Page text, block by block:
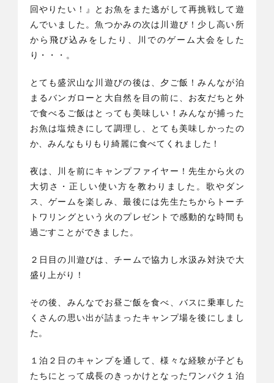
回やりたい！』とお魚をまた逃がして再挑戦して遊
んでいました。魚つかみの次は川遊び！少し高い所
から飛び込みをしたり、川でのゲーム大会をした
り・・・。
とても盛沢山な川遊びの後は、夕ご飯！みんなが泊
まるバンガローと大自然を目の前に、お友だちと外
で食べるご飯はとっても美味しい！みんなが捕った
お魚は塩焼きにして調理し、とても美味しかったの
か、みんなもりもり綺麗に食べてくれました！
夜は、川を前にキャンプファイヤー！先生から火の
大切さ・正しい使い方を教わりました。歌やダン
ス、ゲームを楽しみ、最後には先生たちからトーチ
トワリングという火のプレゼントで感動的な時間も
過ごすことができました。
２日目の川遊びは、チームで協力し水汲み対決で大
盛り上がり！
その後、みんなでお昼ご飯を食べ、バスに乗車した
くさんの思い出が詰まったキャンプ場を後にしまし
た。
１泊２日のキャンプを通して、様々な経験が子ども
たちにとって成長のきっかけとなったワンパク１泊